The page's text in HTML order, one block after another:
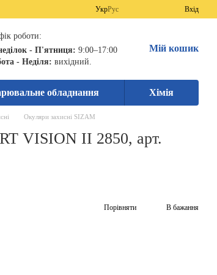
УкрРус Вхід
роботи:
- П'ятниця: 9:00–17:00
- Неділя: вихідний.
Мій кошик
обладнання Хімія
Окуляри захисні SIZAM
VISION II 2850, арт.
Порівняти В бажання